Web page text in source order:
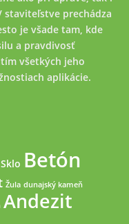
staviteľstve prechádza
je všade tam, kde
a pravdivosť
všetkých jeho
aplikácie.
Sklo Betón
Žula dunajský kameň
Andezit